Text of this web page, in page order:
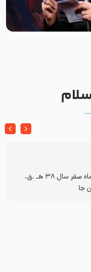
نوکراتم من عاشق
– شور زمینه – شب هفتم
1ـ وقوع جنگ صفین روز اول ماه صفر سال 38 هـ .ق.
جا